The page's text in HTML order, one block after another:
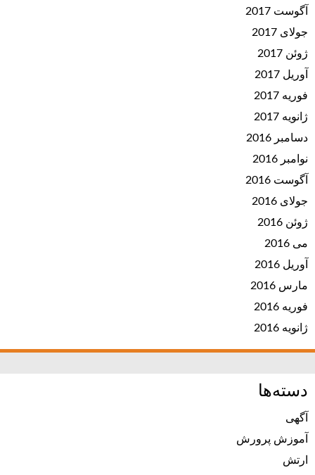
آگوست 2017
جولای 2017
ژوئن 2017
آوریل 2017
فوریه 2017
ژانویه 2017
دسامبر 2016
نوامبر 2016
آگوست 2016
جولای 2016
ژوئن 2016
می 2016
آوریل 2016
مارس 2016
فوریه 2016
ژانویه 2016
دسته‌ها
آگهی
آموزش پرورش
ارتش